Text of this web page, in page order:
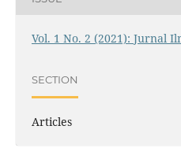
Vol. 1 No. 2 (2021): Jurnal
SECTION
Articles